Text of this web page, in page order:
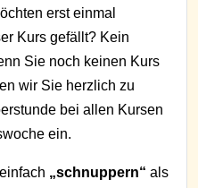
erst einmal
Kurs gefällt? Kein
Sie noch keinen Kurs
wir Sie herzlich zu
bei allen Kursen
ein.
„schnuppern“ als